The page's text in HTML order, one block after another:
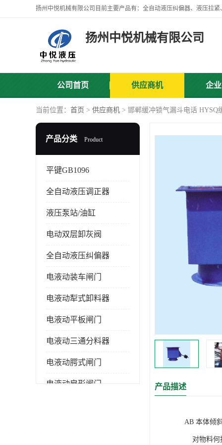
扬州中悦机械有限公司
公司首页 供应商机 企
当前位置： 首页 > 供应商机 > 邯郸缓冲锁气漏斗电话 HYSQ
产品分类 Product
平键GB1096
全自动液压调正器
液压泵站/油缸
电动双层卸灰阀
全自动液压纠偏器
电液动装车闸门
电液动犁式卸料器
电液动平板闸门
电液动三通分料器
电液动腭式闸门
电液动扇形闸门 产品描述
AB 本体倾
对物料何